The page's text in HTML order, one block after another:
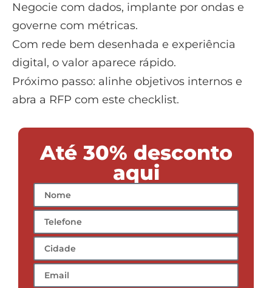
Negocie com dados, implante por ondas e
governe com métricas.
Com rede bem desenhada e experiência
digital, o valor aparece rápido.
Próximo passo: alinhe objetivos internos e
abra a RFP com este checklist.
Até 30% desconto
aqui